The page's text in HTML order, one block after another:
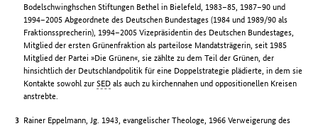
Bodelschwinghschen Stiftungen Bethel in Bielefeld, 1983–85, 1987–90 und
1994–2005 Abgeordnete des Deutschen Bundestages (1984 und 1989/90 als
Fraktionssprecherin), 1994–2005 Vizepräsidentin des Deutschen Bundestages,
Mitglied der ersten Grünenfraktion als parteilose Mandatsträgerin, seit 1985
Mitglied der Partei »Die Grünen«, sie zählte zu dem Teil der Grünen, der
hinsichtlich der Deutschlandpolitik für eine Doppelstrategie plädierte, in dem sie
Kontakte sowohl zurSED als auch zu kirchennahen und oppositionellen Kreisen
anstrebte.
Rainer Eppelmann, Jg. 1943, evangelischer Theologe, 1966 Verweigerung des